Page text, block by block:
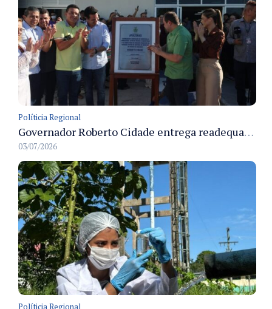
Políticia Regional
Governador Roberto Cidade entrega readequação do ambulatório da FCecon e amplia capacidade de atendimento oncológico em Manaus
03/07/2026
Políticia Regional